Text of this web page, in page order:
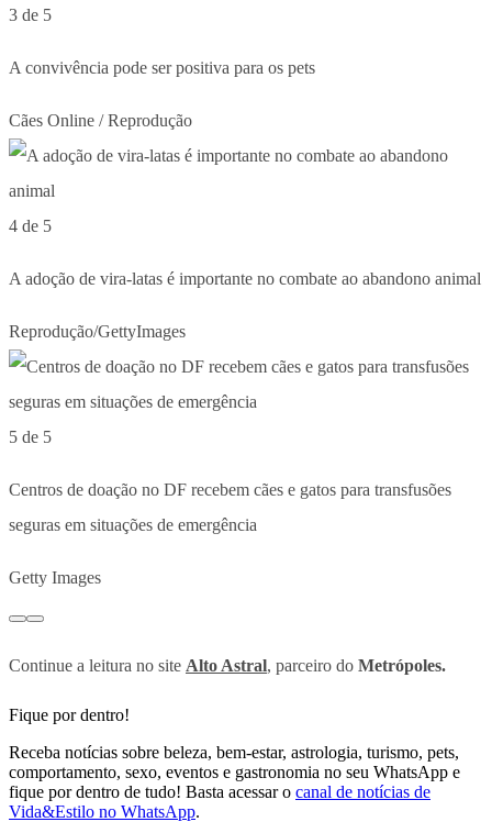
3 de 5
A convivência pode ser positiva para os pets
Cães Online / Reprodução
4 de 5
A adoção de vira-latas é importante no combate ao abandono animal
Reprodução/GettyImages
5 de 5
Centros de doação no DF recebem cães e gatos para transfusões
seguras em situações de emergência
Getty Images
Continue a leitura no site Alto Astral, parceiro do Metrópoles.
Fique por dentro!
Receba notícias sobre beleza, bem-estar, astrologia, turismo, pets,
comportamento, sexo, eventos e gastronomia no seu WhatsApp e
fique por dentro de tudo! Basta acessar o canal de notícias de
Vida&Estilo no WhatsApp.